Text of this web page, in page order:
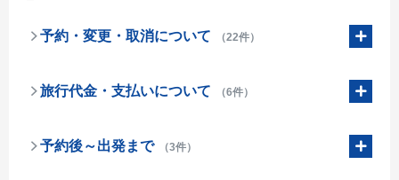
予約・変更・取消について （22件）
旅行代金・支払いについて （6件）
予約後～出発まで （3件）